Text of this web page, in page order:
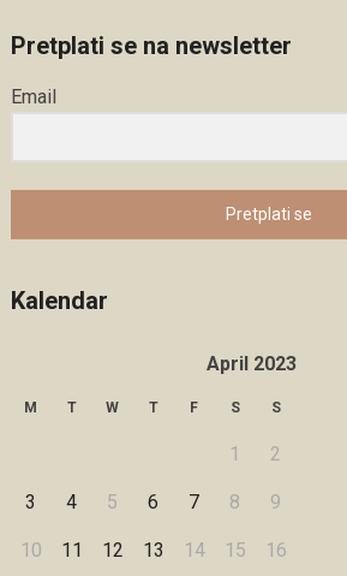
Pretplati se na newsletter
Email
Pretplati se
Kalendar
April 2023
M T W T F S S
1 2
3 4 5 6 7 8 9
10 11 12 13 14 15 16